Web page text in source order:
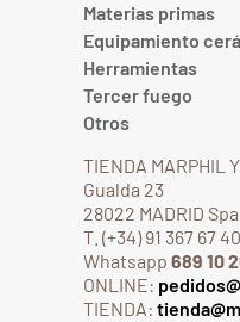
Materias primas
Equipamiento
Herramientas
Tercer fuego
Otros
TIENDA MARPHIL
Gualda 23
28022 MADRID
T. (+34) 91 367 67 40
Whatsapp 689 10
ONLINE:
TIENDA: